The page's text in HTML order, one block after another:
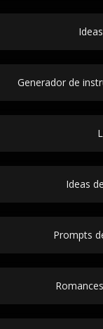
Generador de
Ideas
Prompts